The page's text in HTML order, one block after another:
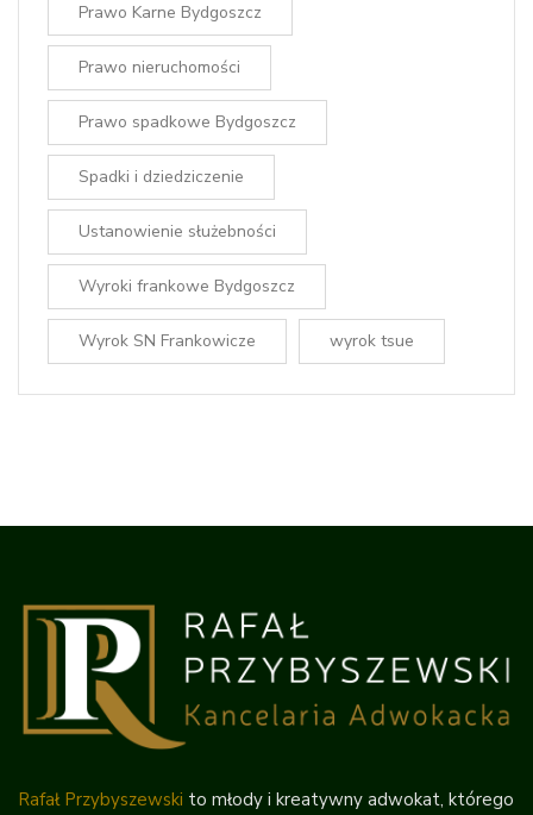
Prawo Karne Bydgoszcz
Prawo nieruchomości
Prawo spadkowe Bydgoszcz
Spadki i dziedziczenie
Ustanowienie służebności
Wyroki frankowe Bydgoszcz
Wyrok SN Frankowicze wyrok tsue
Rafał Przybyszewski to młody i kreatywny adwokat, którego